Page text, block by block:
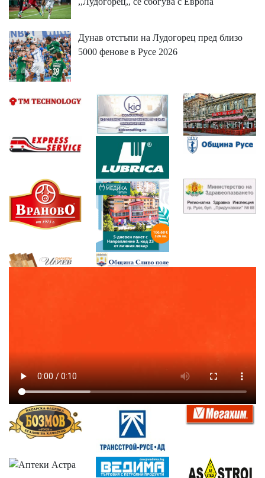
Дунав отстъпи на Лудогорец пред близо
5000 фенове в Русе 2026